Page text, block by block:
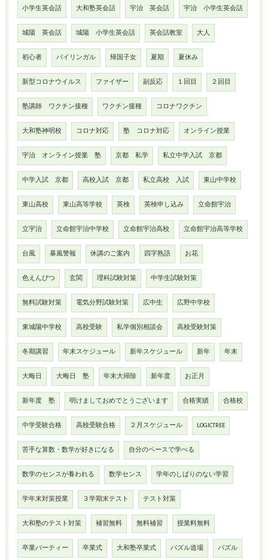
小学生英会話 大和塾英会話 宇治 英会話 宇治 小学生英会話
城陽 英会話 城陽 小学生英会話 英会話教室 大人
初心者 バイリンガル 帰国子女 夏期 夏休み
新型コロナウイルス ファイザー 副反応 １回目 ２回目
塾講師 ワクチン接種 ワクチン接種 コロナワクチン
大和塾神明校 コロナ対応 塾 コロナ対応 オンライン授業
宇治 オンライン授業 塾 京都 私学 私立中学入試 京都
中学入試 京都 高校入試 京都 私立高校 入試 東山中学校
東山高校 東山高等学校 英検 英検申し込み 立命館宇治
立宇治 立命館宇治中学校 立命館宇治高校 立命館宇治高等学校
台風 暴風警報 休講のご案内 四字熟語 お花
色えんぴつ 玄関 理科試験対策 中学生試験対策
無料試験対策 電気分野試験対策 広中生 広野中学校
東城陽中学校 高校受験 私学個別相談会 高校受験対策
冬期講習 年末スケジュール 新年スケジュール 新年 年末
大晦日 大晦日 塾 年末大掃除 新年度 お正月
新年度 塾 明けましておめでとうございます 合格実績 合格校
中学受験合格 高校受験合格 ２月スケジュール LOGICTREE
苦手な算数・数学が好きになる 自分のペースで学べる
数学のセンスが養われる 数学センス 学年のしばりのない学習
学年末対策授業 ３学期末テスト テスト対策
大和塾のテスト対策 補習無料 無料補習 授業料無料
卒業パーティー 卒業式 大和塾卒業式 パズル道場 パズル